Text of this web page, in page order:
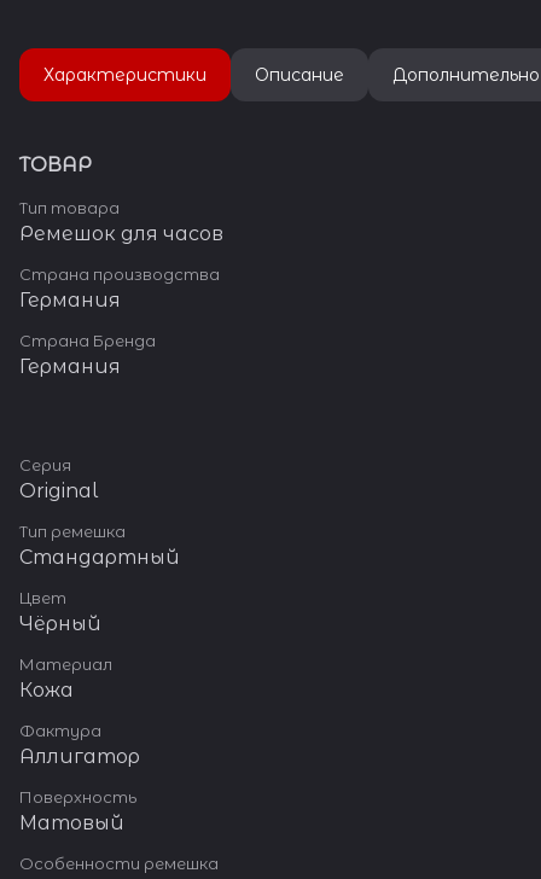
Характеристики Описание Дополнительно
ТОВАР
Тип товара
Ремешок для часов
Страна производства
Германия
Страна Бренда
Германия
Серия
Original
Тип ремешка
Стандартный
Цвет
Чёрный
Материал
Кожа
Фактура
Аллигатор
Поверхность
Матовый
Особенности ремешка